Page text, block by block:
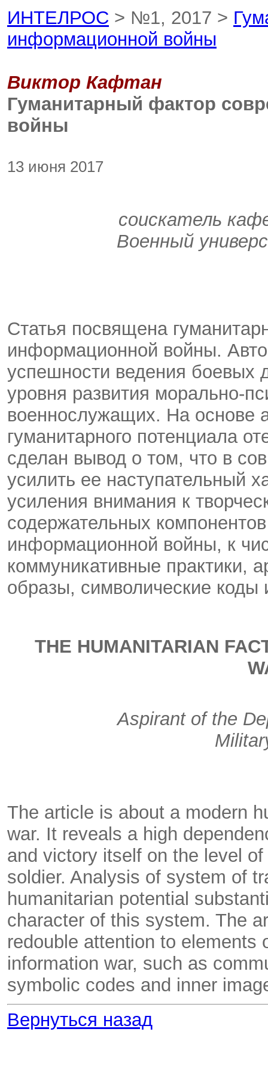
ИНТЕЛРОС > №1, 2017 >
информационной войны
Виктор Кафтан
Гуманитарный фактор
войны
13 июня 2017
соискатель
Военный
Статья посвящена
информационной войны.
успешности ведения боевых
уровня развития морально-
военнослужащих. На основе
гуманитарного потенциала
сделан вывод о том, что в
усилить ее наступательный
усиления внимания к
содержательных
информационной войны, к
коммуникативные практики,
образы, символические
THE HUMANITARIAN
Aspirant of the
The article is about a modern
war. It reveals a high
and victory itself on the level
soldier. Analysis of system of
humanitarian potential
character of this system. The
redouble attention to elements
information war, such as
symbolic codes and inner
Вернуться назад